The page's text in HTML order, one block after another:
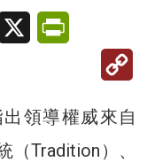
X
領導權威來自
Tradition）、